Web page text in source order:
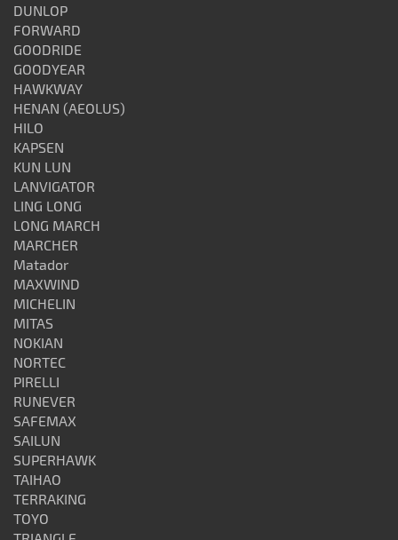
DUNLOP
FORWARD
GOODRIDE
GOODYEAR
HAWKWAY
HENAN (AEOLUS)
HILO
KAPSEN
KUN LUN
LANVIGATOR
LING LONG
LONG MARCH
MARCHER
Matador
MAXWIND
MICHELIN
MITAS
NOKIAN
NORTEC
PIRELLI
RUNEVER
SAFEMAX
SAILUN
SUPERHAWK
TAIHAO
TERRAKING
TOYO